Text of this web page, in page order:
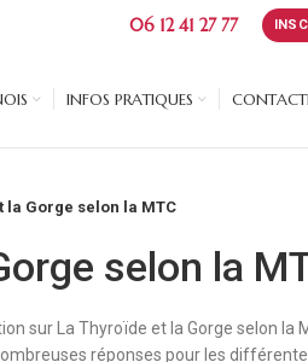
06 12 41 27 77
INFOS PRATIQUES
la Gorge selon la MTC
selon la
sur La Thyroïde et la Gorge selon la
réponses pour les